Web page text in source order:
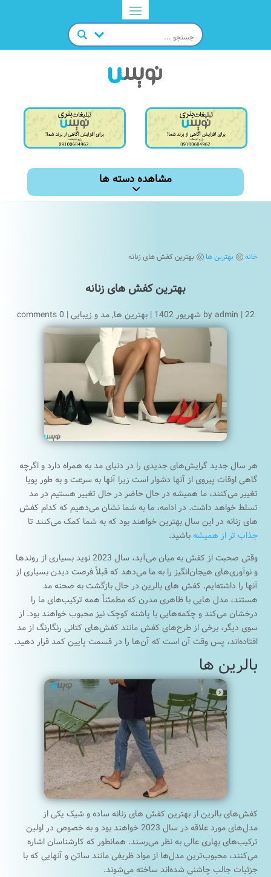
مشاهده دسته ها
خانه @ بهترین ها @ بهترین کفش های زنانه
بهترین کفش های زنانه
by admin |22 شهریور 1402 |بهترین ها,مد و زیبایی|
0 comments
هر سال جدید گرایش‌های جدیدی را در دنیای مد به همراه دارد و اگرچه
گاهی اوقات پیروی از آنها دشوار است زیرا آنها به سرعت و به طور پویا
تغییر می‌کنند، ما همیشه در حال حاضر در حال تغییر هستیم در مد
تسلط خواهد داشت. در ادامه، ما به شما نشان می‌دهیم که کدام کفش
های زنانه در این سال بهترین خواهند بود که به شما کمک می‌کنند تا
جذاب تر از همیشه باشید.
وقتی صحبت از کفش به میان می‌آید، سال 2023 نوید بسیاری از روندها
و نوآوری‌های هیجان‌انگیز را به ما می‌دهد که قبلاً فرصت دیدن بسیاری از
آنها را داشته‌ایم. کفش های بالرین در حال بازگشت به صحنه مد
هستند، مدل هایی با ظاهری مدرن که مطمئناً همه ترکیب‌های ما را
درخشان می‌کند و چکمه‌هایی با پاشنه کوچک نیز محبوب خواهند بود. از
سوی دیگر، برخی از طرح‌های کفش مانند کفش‌های کتانی رنگارنگ از مد
افتاده‌اند، پس وقت آن است که آن‌ها را در قسمت پایین کمد قرار دهید.
بالرین ها
کفش‌های بالرین از بهترین کفش های زنانه ساده و شیک یکی از
مدل‌های مورد علاقه در سال 2023 خواهند بود و به خصوص در اولین
ترکیب‌های بهاری عالی به نظر می‌رسند. همانطور که کارشناسان اشاره
می‌کنند، محبوب‌ترین مدل‌ها از مواد ظریفی مانند ساتن و آنهایی که با
جزئیات جالب چاشنی شده‌اند ساخته می‌شوند.